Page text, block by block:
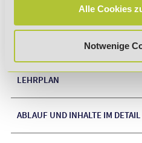
Alle Cookies
Notwenige
FÖRDERMÖGLICHKEITEN
LEHRPLAN
ABLAUF UND INHALTE IM DETAIL